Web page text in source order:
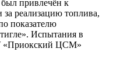
был привлечён к
за реализацию топлива,
показателю
Испытания в
«Приокский ЦСМ»